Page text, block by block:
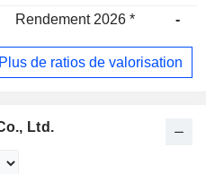
Rendement 2026 * -
Plus de ratios de valorisation
Ltd.